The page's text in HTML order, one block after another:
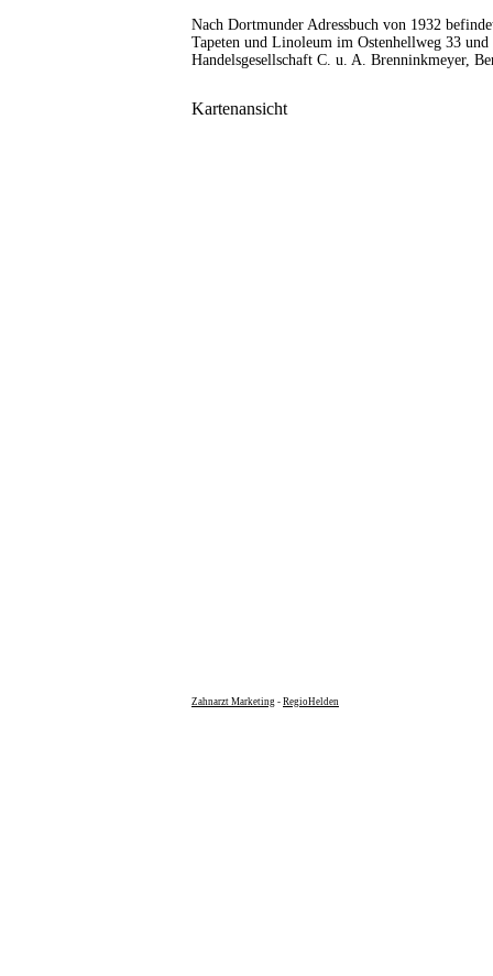
Nach Dortmunder Adressbuch von 1932
Tapeten und Linoleum im Ostenhellweg 33
Handelsgesellschaft C. u. A. Brenninkmeyer,
Kartenansicht
Zahnarzt Marketing - RegioHelden